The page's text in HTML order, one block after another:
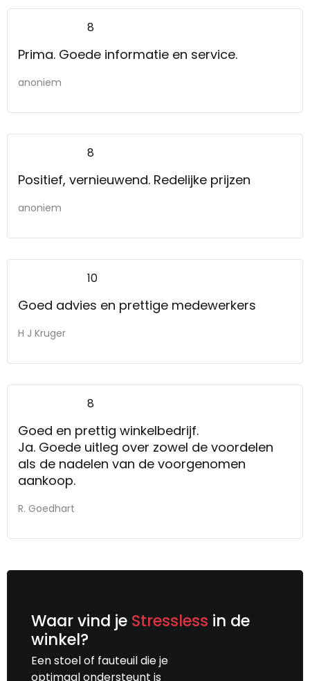
8
Prima. Goede informatie en service.
anoniem
8
Positief, vernieuwend. Redelijke prijzen
anoniem
10
Goed advies en prettige medewerkers
H J Kruger
8
Goed en prettig winkelbedrijf.
Ja. Goede uitleg over zowel de voordelen
als de nadelen van de voorgenomen
aankoop.
R. Goedhart
Waar vind je Stressless in de
winkel?
Een stoel of fauteuil die je
optimaal ondersteunt is